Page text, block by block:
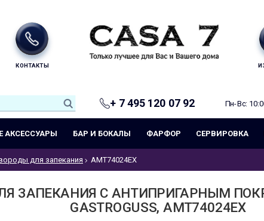
КОНТАКТЫ
+ 7 495 120 07 92 Пн-Вс:
АКСЕССУАРЫ БАР И БОКАЛЫ ФАРФОР СЕРВИРОВКА
для запекания AMT74024EX
ЗАПЕКАНИЯ С АНТИПРИГАРНЫМ
GASTROGUSS, AMT74024EX